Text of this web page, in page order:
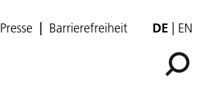
Presse Barrierefreiheit DE EN